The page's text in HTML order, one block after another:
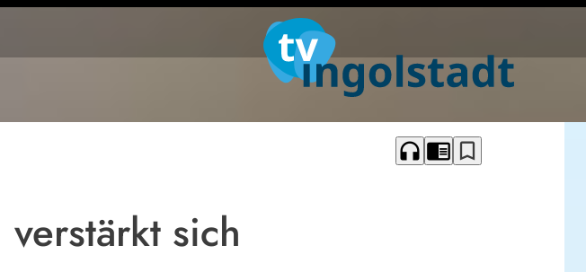
headphones chrome_reader_mode bookmark_border
verstärkt sich